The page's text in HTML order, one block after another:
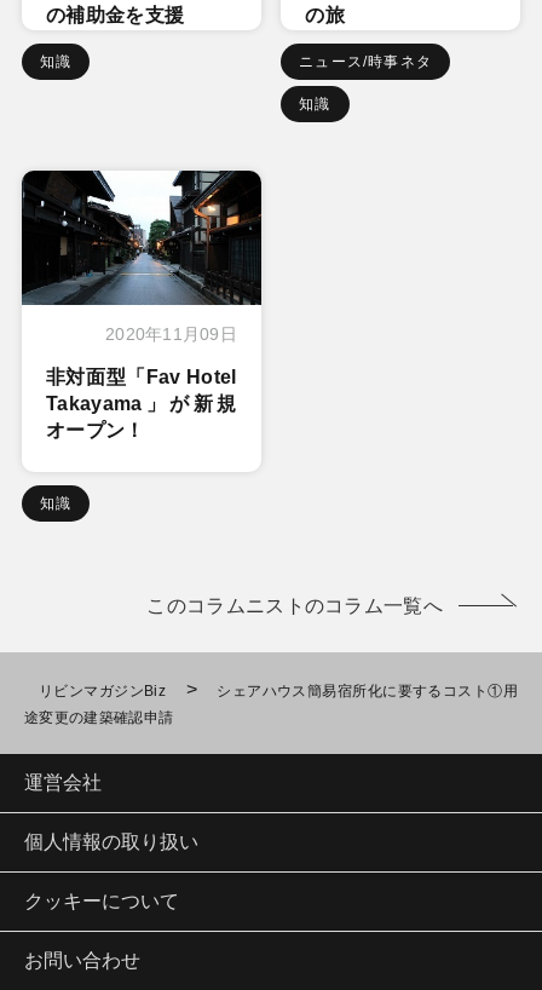
の補助金を支援
知識
の旅
ニュース/時事ネタ
知識
2020年11月09日
非対面型「Fav Hotel
Takayama」が新規
オープン！
知識
このコラムニストのコラム一覧へ
リビンマガジンBiz >
シェアハウス簡易宿所化に要するコスト①用
途変更の建築確認申請
運営会社
個人情報の取り扱い
クッキーについて
お問い合わせ